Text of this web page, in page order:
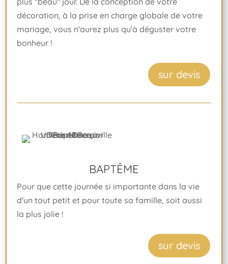
décoration, à la prise en charge globale de votre
mariage, vous n'aurez plus qu'à déguster votre
bonheur !
sur devis
BAPTÊME
Pour que cette journée si importante dans la vie
d'un tout petit et pour toute sa famille, soit aussi
la plus jolie !
sur devis